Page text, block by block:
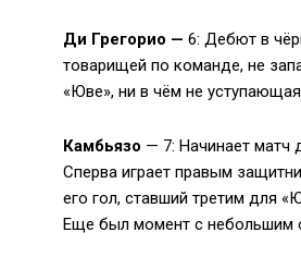
Ди Грегорио — 6: Дебют в
товарищей по команде, не
«Юве», ни в чём не
Камбьязо — 7: Начинает матч
Сперва играет правым
его гол, ставший третим для
Еще был момент с небольшим